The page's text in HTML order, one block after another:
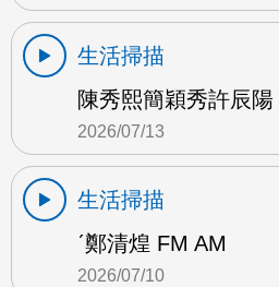
生活掃描
陳秀熙簡穎秀許辰陽
2026/07/13
生活掃描
ˊ鄭清煌 FM AM
2026/07/10